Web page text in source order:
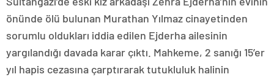
önünde ölü bulunan Murathan Yılmaz cinayetinden
sorumlu oldukları iddia edilen Ejderha ailesinin
yargılandığı davada karar çıktı. Mahkeme, 2 sanığı 15’er
yıl hapis cezasına çarptırarak tutukluluk halinin